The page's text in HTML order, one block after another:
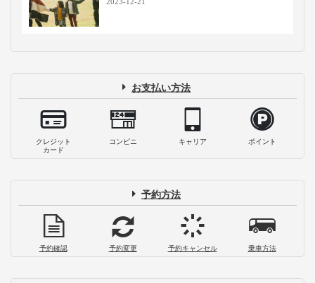
お支払い方法
クレジット
カード
コンビニ キャリア ポイント
予約方法
予約確認 予約変更 予約キャンセル 乗車方法